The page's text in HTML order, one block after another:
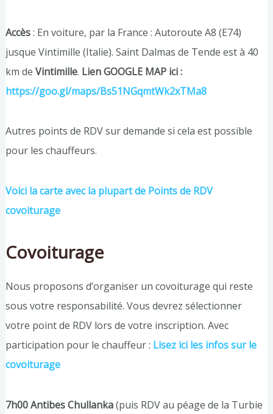
Accès: En voiture, par la France : Autoroute A8 (E74)
jusque Vintimille (Italie). Saint Dalmas de Tende est à 40
km de Vintimille. Lien GOOGLE MAP ici :
https://goo.gl/maps/Bs51NGqmtWk2xTMa8
Autres points de RDV sur demande si cela est possible
pour les chauffeurs.
Voici la carte avec la plupart de Points de RDV
covoiturage
Covoiturage
Nous proposons d’organiser un covoiturage qui reste
sous votre responsabilité. Vous devrez sélectionner
votre point de RDV lors de votre inscription. Avec
participation pour le chauffeur : Lisez ici les infos sur le
covoiturage
7h00 Antibes Chullanka(puis RDV au péage de la Turbie